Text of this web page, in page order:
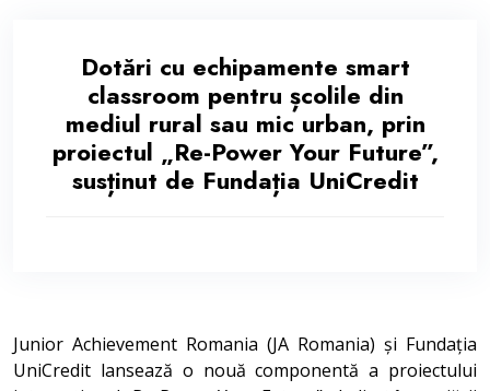
Dotări cu echipamente smart
classroom pentru școlile din
mediul rural sau mic urban, prin
proiectul „Re-Power Your Future”,
susținut de Fundația UniCredit
Junior Achievement Romania (JA Romania) și Fundația
UniCredit lansează o nouă componentă a proiectului